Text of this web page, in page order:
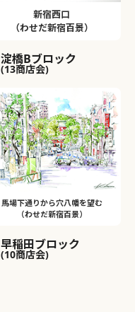
新宿西口
（わせだ新宿百景）
淀橋Bブロック
(13商店会)
馬場下通りから穴八幡を望む
（わせだ新宿百景）
早稲田ブロック
(10商店会)